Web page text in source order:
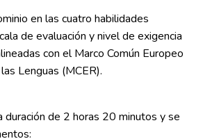
en las cuatro habilidades
de evaluación y nivel de exigencia
con el Marco Común Europeo
Lenguas (MCER).
duración de 2 horas 20 minutos y se